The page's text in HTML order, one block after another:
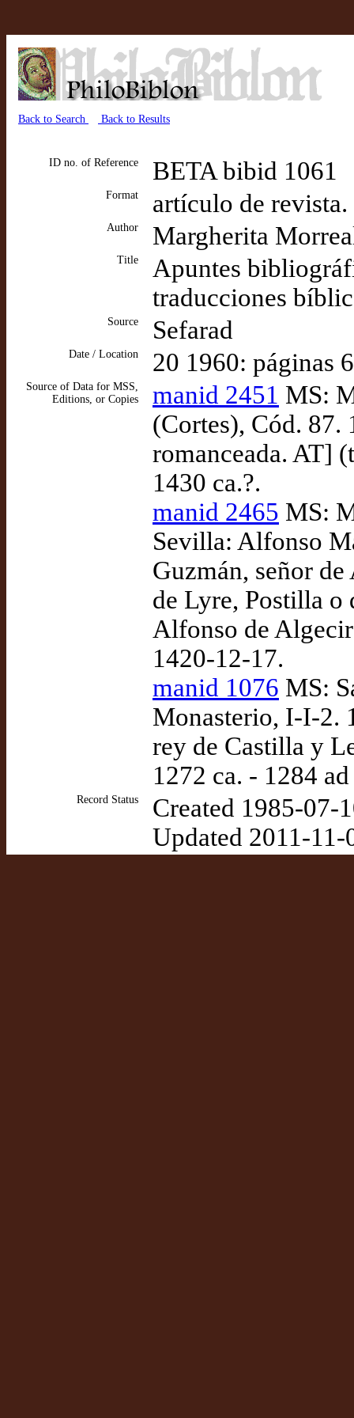
Back to Search Back to Results
ID no. of Reference BETA bibid 1061
Format artículo de
Author Margherita
Title
Apuntes
traducciones
Source Sefarad
Date / Location 20 1960: páginas
Source of Data for MSS,
Editions, or Copies
manid 2451 MS:
(Cortes), Cód. 87.
romanceada. AT]
1430 ca.?.
manid 2465 MS:
Sevilla: Alfonso
Guzmán, señor
de Lyre, Postilla
Alfonso de
1420-12-17.
manid 1076 MS:
Monasterio, I-I-2.
rey de Castilla y
1272 ca. - 1284
Record Status
Created 1985-07-
Updated 2011-11-